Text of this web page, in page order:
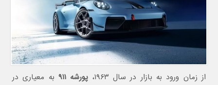
از زمان ورود به بازار در سال ۱۹۶۳، پورشه ۹۱۱
به معیاری در